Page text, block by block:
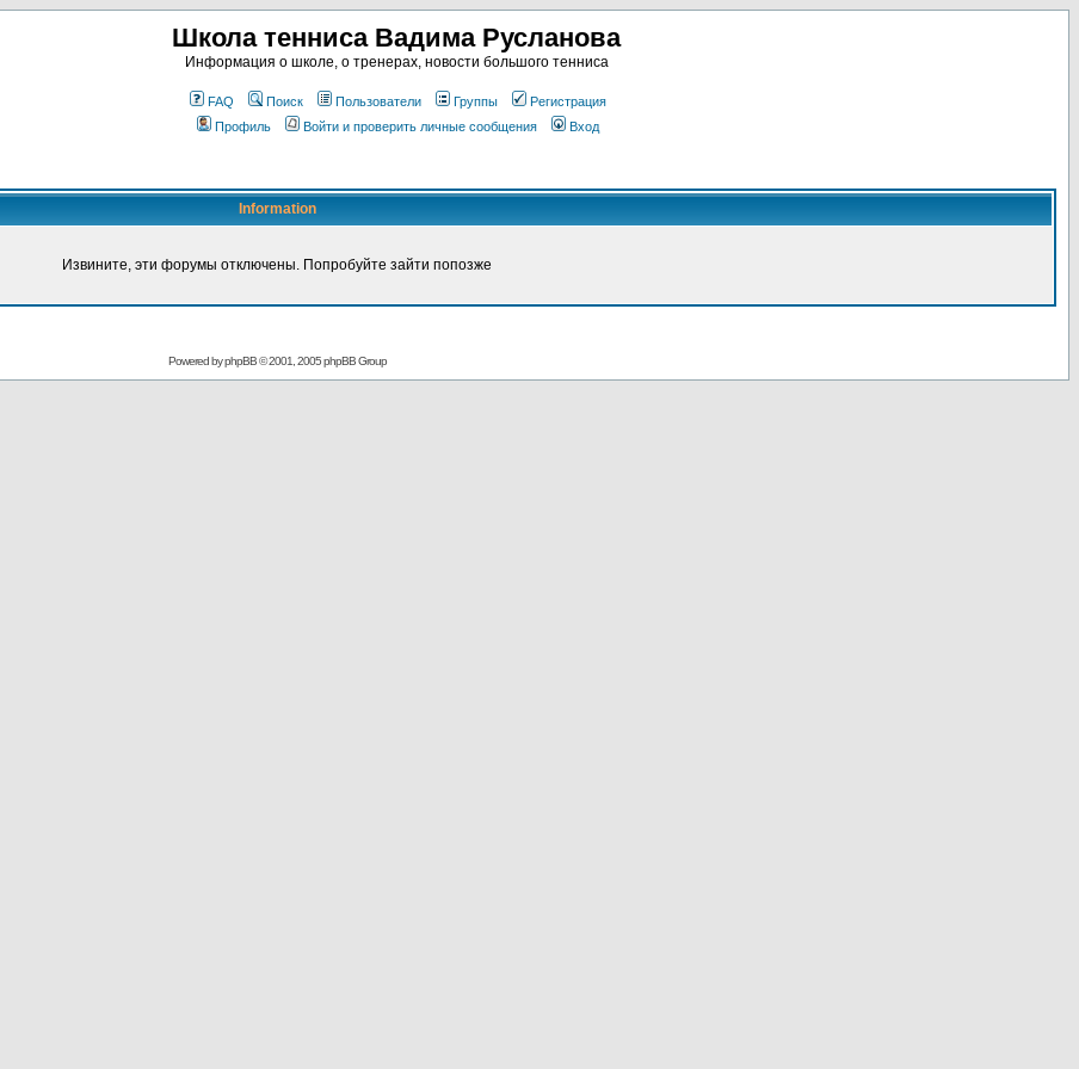
Школа тенниса Вадима Русланова
Информация о школе, о тренерах, новости большого тенниса
FAQ Поиск Пользователи Группы
Регистрация
Профиль
Войти и проверить личные сообщения Вход
Information
Извините, эти форумы отключены. Попробуйте зайти попозже
Powered byphpBB© 2001, 2005 phpBB Group